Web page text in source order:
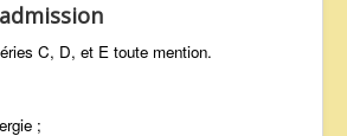
C, D, et E toute mention.
;